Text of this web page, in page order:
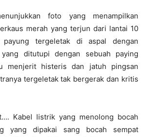
foto yang menampilkan
merah yang terjun dari lantai 10
payung tergeletak di aspal dengan
ditutupi dengan sebuah paying
menjerit histeris dan jatuh pingsan
tergeletak tak bergerak dan kritis
Kabel listrik yang menolong bocah
yang dipakai sang bocah sempat